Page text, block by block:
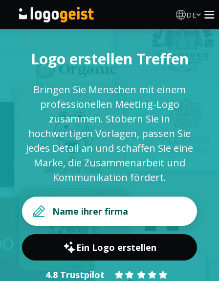
DE
KI Logo Generator
Logo Ideen
Druckprodukte
Über
ANMELDEN
Logo erstellen Treffen
Bringen Sie Menschen mit einem
professionellen Meeting-Logo
zusammen. Stöbern Sie in
hochwertigen Vorlagen, passen Sie
jedes Detail an und schaffen Sie eine
Marke, die Zusammenarbeit und
Kommunikation fördert.
Ein Logo erstellen
4.8 Trustpilot